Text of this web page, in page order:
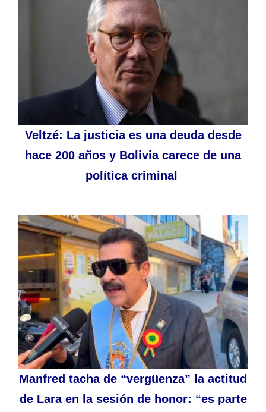
Veltzé: La justicia es una deuda desde
hace 200 años y Bolivia carece de una
política criminal
Manfred tacha de “vergüenza” la actitud
de Lara en la sesión de honor: “es parte